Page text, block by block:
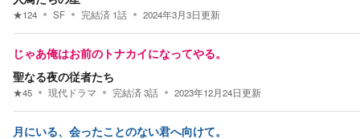
★124 SF 完結済 1話 2024年3月3日更新
じゃあ俺はお前のトナカイになってやる。
聖なる夜の従者たち
★45 現代ドラマ 完結済3話 2023年12月24日更新
月にいる、会ったことのない君へ向けて。